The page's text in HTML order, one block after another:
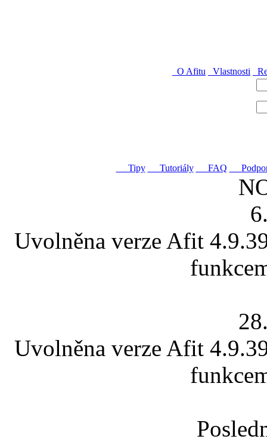
O Afitu Vlastnosti
Tipy Tutoriály FAQ
Uvolněna verze Afit
Uvolněna verze Afit